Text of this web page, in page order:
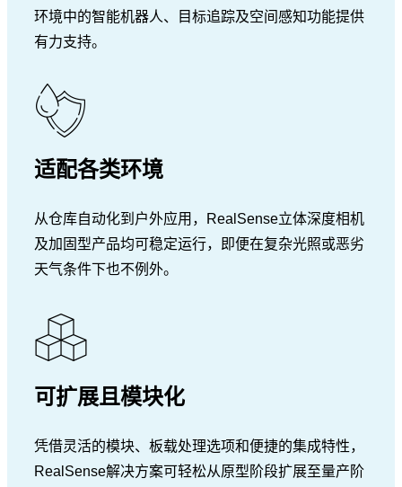
环境中的智能机器人、目标追踪及空间感知功能提供
有力支持。
适配各类环境
从仓库自动化到户外应用，RealSense立体深度相机
及加固型产品均可稳定运行，即便在复杂光照或恶劣
天气条件下也不例外。
可扩展且模块化
凭借灵活的模块、板载处理选项和便捷的集成特性，
RealSense解决方案可轻松从原型阶段扩展至量产阶